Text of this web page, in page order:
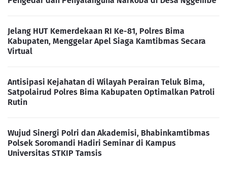
Jelang HUT Kemerdekaan RI Ke-81, Polres Bima
Kabupaten, Menggelar Apel Siaga Kamtibmas Secara
Virtual
Antisipasi Kejahatan di Wilayah Perairan Teluk Bima,
Satpolairud Polres Bima Kabupaten Optimalkan Patroli
Rutin
Wujud Sinergi Polri dan Akademisi, Bhabinkamtibmas
Polsek Soromandi Hadiri Seminar di Kampus
Universitas STKIP Tamsis